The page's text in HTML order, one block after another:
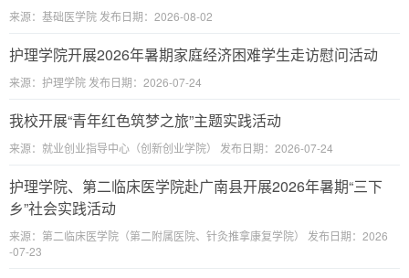
来源：基础医学院 发布日期：2026-08-02
护理学院开展2026年暑期家庭经济困难学生走访慰问活动
来源：护理学院 发布日期：2026-07-24
我校开展“青年红色筑梦之旅”主题实践活动
来源：就业创业指导中心（创新创业学院） 发布日期：2026-07-24
护理学院、第二临床医学院赴广南县开展2026年暑期“三下
乡”社会实践活动
来源：第二临床医学院（第二附属医院、针灸推拿康复学院） 发布日期：2026
-07-23